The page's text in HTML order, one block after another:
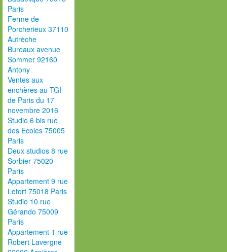
Paris
Ferme de
Porcherieux 37110
Autrèche
Bureaux avenue
Sommer 92160
Antony
Ventes aux
enchères au TGI
de Paris du 17
novembre 2016
Studio 6 bis rue
des Ecoles 75005
Paris
Deux studios 8 rue
Sorbier 75020
Paris
Appartement 9 rue
Letort 75018 Paris
Studio 10 rue
Gérando 75009
Paris
Appartement 1 rue
Robert Lavergne